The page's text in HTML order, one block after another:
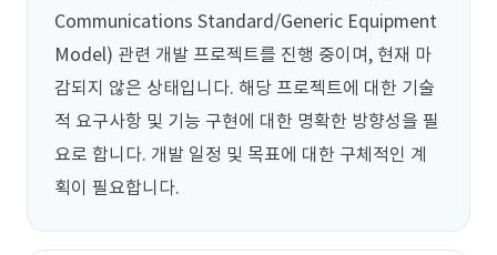
Communications Standard/Generic Equipment
Model) 관련 개발 프로젝트를 진행 중이며, 현재 마
감되지 않은 상태입니다. 해당 프로젝트에 대한 기술
적 요구사항 및 기능 구현에 대한 명확한 방향성을 필
요로 합니다. 개발 일정 및 목표에 대한 구체적인 계
획이 필요합니다.